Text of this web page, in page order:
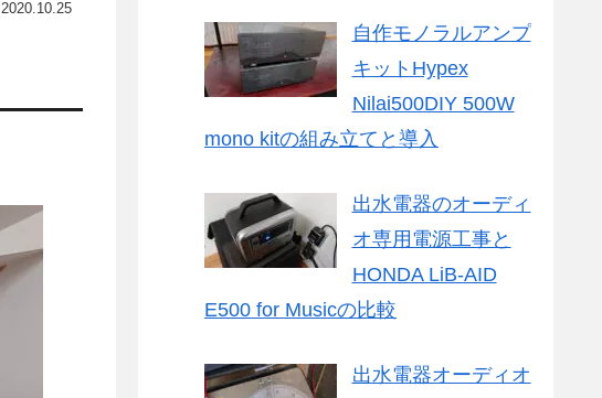
2020.10.25
自作モノラルアンプ
キットHypex
Nilai500DIY 500W
mono kitの組み立てと導入
出水電器のオーディ
オ専用電源工事と
HONDA LiB-AID
E500 for Musicの比較
出水電器オーディオ